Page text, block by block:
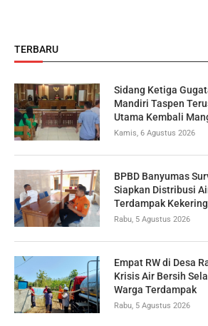
TERBARU
Sidang Ketiga
Mandiri Taspen
Utama Kembali
Kamis, 6 Agustus 2026
BPBD Banyumas
Siapkan Distribusi
Terdampak
Rabu, 5 Agustus 2026
Empat RW di Desa
Krisis Air Bersih
Warga Terdampak
Rabu, 5 Agustus 2026